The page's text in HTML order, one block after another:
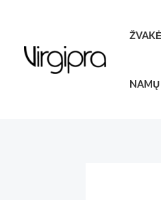
turinio
NAMŲ